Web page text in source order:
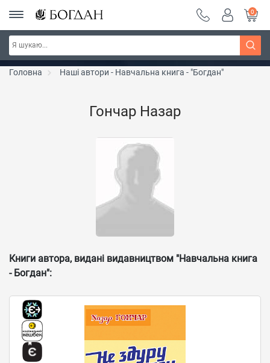
РОЗПРОДАЖ ~ 150 грн ~ 200 грн ~ 250 грн ~
300 грн ~ РОЗПРОДАЖ
Дізнатись більше
0
Головна Наші автори - Навчальна книга - "Богдан"
Гончар Назар
Книги автора, видані видавництвом "Навчальна книга
- Богдан":